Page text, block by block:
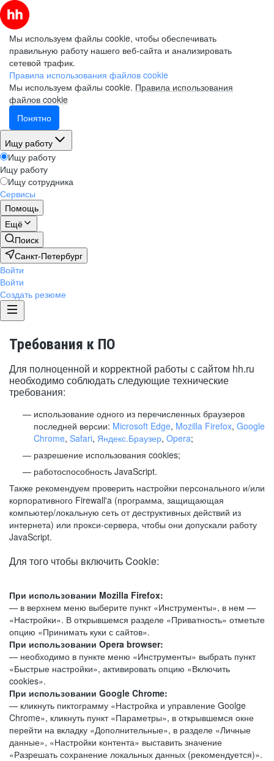
Мы используем файлы cookie, чтобы обеспечивать
правильную работу нашего веб-сайта и анализировать
сетевой трафик.
Правила использования файлов cookie
Мы используем файлы cookie. Правила использования
файлов cookie
Понятно
Ищу работу
Ищу работу
Ищу работу
Ищу сотрудника
Сервисы
Помощь
Ещё
Поиск
Санкт-Петербург
Войти
Войти
Создать резюме
Требования к ПО
Для полноценной и корректной работы с сайтом hh.ru
необходимо соблюдать следующие технические
требования:
использование одного из перечисленных браузеров
последней версии: Microsoft Edge, Mozilla Firefox, Google
Chrome, Safari, Яндекс.Браузер, Opera;
разрешение использования cookies;
работоспособность JavaScript.
Также рекомендуем проверить настройки персонального и/или
корпоративного Firewall'a (программа, защищающая
компьютер/локальную сеть от деструктивных действий из
интернета) или прокси-сервера, чтобы они допускали работу
JavaScript.
Для того чтобы включить Cookie:
При использовании Mozilla Firefox:
— в верхнем меню выберите пункт «Инструменты», в нем —
«Настройки». В открывшемся разделе «Приватность» отметьте
опцию «Принимать куки с сайтов».
При использовании Opera browser:
— необходимо в пункте меню «Инструменты» выбрать пункт
«Быстрые настройки», активировать опцию «Включить
cookies».
При использовании Google Chrome:
— кликнуть пиктограмму «Настройка и управление Goolge
Chrome», кликнуть пункт «Параметры», в открывшемся окне
перейти на вкладку «Дополнительные», в разделе «Личные
данные», «Настройки контента» выставить значение
«Разрешать сохранение локальных данных (рекомендуется)».